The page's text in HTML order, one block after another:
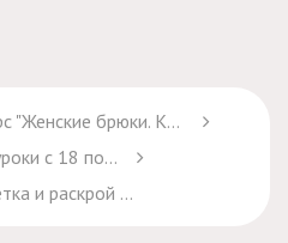
брюки. Крой и пошив"
с 18 по 32
и раскрой пояса